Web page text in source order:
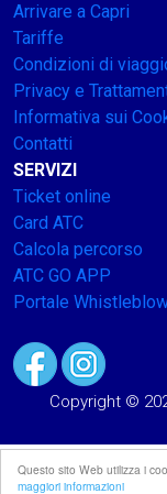
Questo sito Web utilizza i
maggiori informazioni
Arrivare a Capri
Tariffe
Condizioni di
Privacy e
Informativa sui
Contatti
SERVIZI
Ticket online
Card ATC
Calcola percorso
ATC GO APP
Portale
Copyright ©